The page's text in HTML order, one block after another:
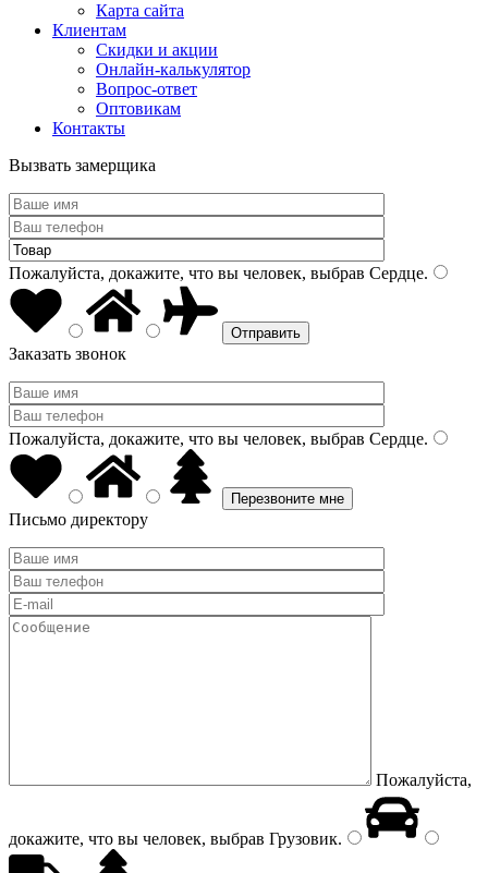
Карта сайта
Клиентам
Скидки и акции
Онлайн-калькулятор
Вопрос-ответ
Оптовикам
Контакты
Вызвать замерщика
Пожалуйста, докажите, что вы человек, выбрав Сердце.
Заказать звонок
Пожалуйста, докажите, что вы человек, выбрав Сердце.
Письмо директору
Пожалуйста,
докажите, что вы человек, выбрав Грузовик.